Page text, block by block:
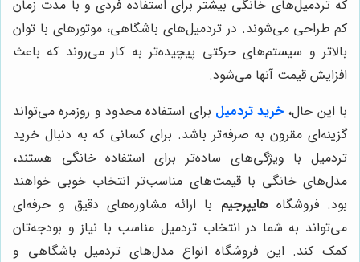
که تردمیل‌های خانگی بیشتر برای استفاده فردی و با مدت زمان
کم طراحی می‌شوند. در تردمیل‌های باشگاهی، موتورهای با توان
بالاتر و سیستم‌های حرکتی پیچیده‌تر به کار می‌روند که باعث
افزایش قیمت آنها می‌شود.
با این حال، خرید تردمیل برای استفاده محدود و روزمره می‌تواند
گزینه‌ای مقرون به صرفه‌تر باشد. برای کسانی که به دنبال خرید
تردمیل با ویژگی‌های ساده‌تر برای استفاده خانگی هستند،
مدل‌های خانگی با قیمت‌های مناسب‌تر انتخاب خوبی خواهند
بود. فروشگاههایپرجیم با ارائه مشاوره‌های دقیق و حرفه‌ای
می‌تواند به شما در انتخاب تردمیل مناسب با نیاز و بودجه‌تان
کمک کند. این فروشگاه انواع مدل‌های تردمیل باشگاهی و